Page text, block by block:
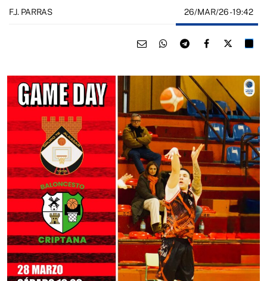
F.J. PARRAS 26/MAR/26- 19:42